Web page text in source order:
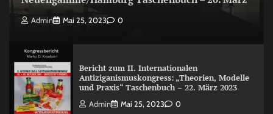
Admin Mai 25, 2023 0
Bericht zum II. Internationalen
Antiziganismuskongress: „Theorien, Modelle
und Praxis“ Taschenbuch – 22. März 2023
Admin Mai 25, 2023 0